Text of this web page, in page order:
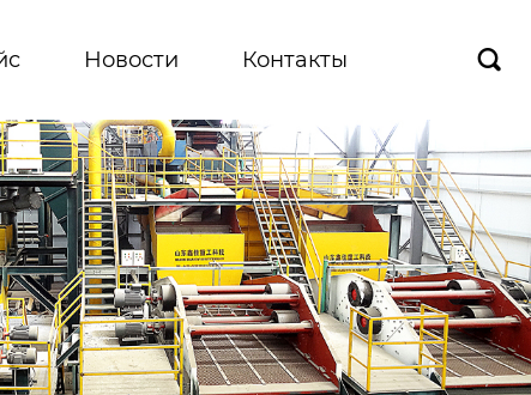
Новости Контакты 